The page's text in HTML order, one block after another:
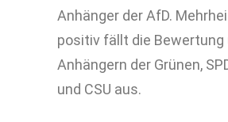
Anhänger der AfD.
positiv fällt die Bewertung
Anhängern der Grünen,
und CSU aus.